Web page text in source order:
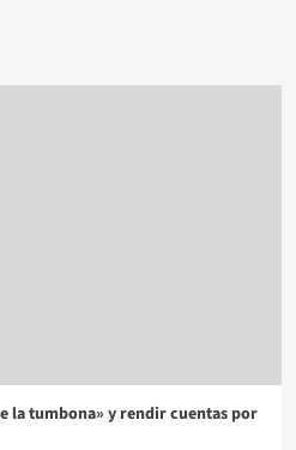
la tumbona» y rendir cuentas por